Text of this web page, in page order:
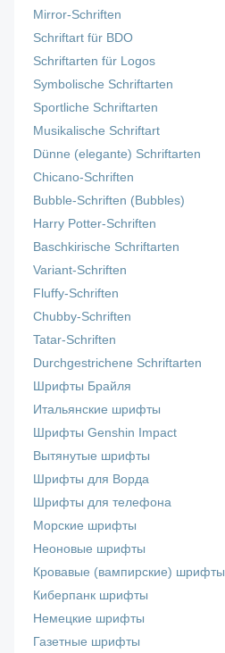
Mirror-Schriften
Schriftart für BDO
Schriftarten für Logos
Symbolische Schriftarten
Sportliche Schriftarten
Musikalische Schriftart
Dünne (elegante) Schriftarten
Chicano-Schriften
Bubble-Schriften (Bubbles)
Harry Potter-Schriften
Baschkirische Schriftarten
Variant-Schriften
Fluffy-Schriften
Chubby-Schriften
Tatar-Schriften
Durchgestrichene Schriftarten
Шрифты Брайля
Итальянские шрифты
Шрифты Genshin Impact
Вытянутые шрифты
Шрифты для Ворда
Шрифты для телефона
Морские шрифты
Неоновые шрифты
Кровавые (вампирские) шрифты
Киберпанк шрифты
Немецкие шрифты
Газетные шрифты